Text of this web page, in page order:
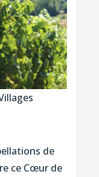
de
ce Cœur de